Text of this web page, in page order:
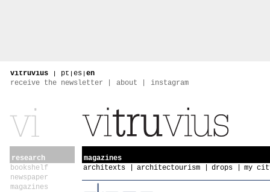
vitruvius | pt | es | en
receive the newsletter
about instagram
research
bookshelf
newspaper
magazines
magazines
architexts
architectourism drops my